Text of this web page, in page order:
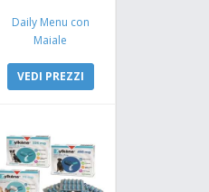
Daily Menu con
Maiale
VEDI PREZZI